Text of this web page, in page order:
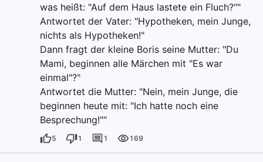
was heißt: "Auf dem Haus lastete ein Fluch?""
Antwortet der Vater: "Hypotheken, mein Junge,
nichts als Hypotheken!"
Dann fragt der kleine Boris seine Mutter: "Du
Mami, beginnen alle Märchen mit "Es war
einmal"?"
Antwortet die Mutter: "Nein, mein Junge, die
beginnen heute mit: "Ich hatte noch eine
Besprechung!""
5 1 1 169